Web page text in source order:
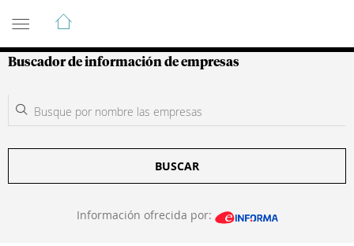
Guía de Empresas Colombianas
Buscador de información de empresas
BUSCAR
Información ofrecida por: